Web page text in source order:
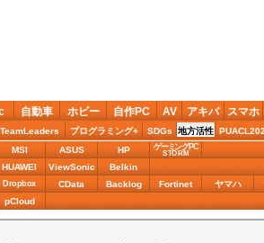
自動車 ホビー 自作PC AV アキバ スマホ
TeamLeaders プログラミング+ SDGs 地方活性
MSI ASUS HP ゲーミングPC
STORM
HUAWEI ViewSonic Belkin
Dropbox CData Backlog Fortinet ヤマハ
pCloud